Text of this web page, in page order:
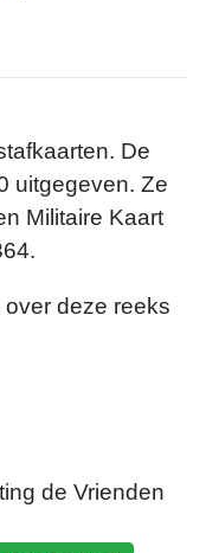
De
uitgegeven. Ze
Militaire Kaart
deze reeks
de Vrienden